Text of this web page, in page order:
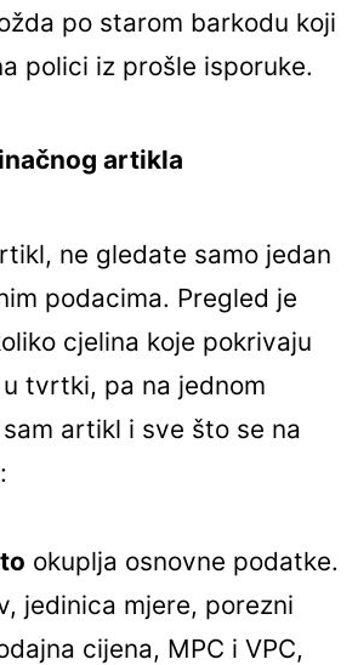
po starom barkodu koji
polici iz prošle isporuke.
artikla
ne gledate samo jedan
podacima. Pregled je
cjelina koje pokrivaju
tvrtki, pa na jednom
artikl i sve što se na
okuplja osnovne podatke.
jedinica mjere, porezni
cijena, MPC i VPC,